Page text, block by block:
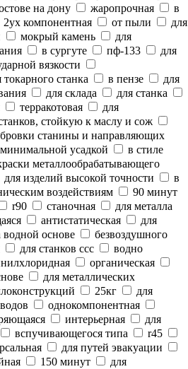
на дону жаропрочная
в
2ух компонентная от пыли
для
мокрый камень
для
в сургуте пф-133
для
вязкости
токарного станка в пензе
для
для склада
для станка
терракотовая
для
стойкую к маслу и сож
станины и направляющих
усадкой
в стиле
металлообрабатывающего
для изделий высокой точности
в
воздействиям
90 минут
r90 станочная
для металла
антистатическая
для
водной основе
безвоздушного
для станков ссс
водно
органическая
для металлических
25кг
для
однокомпонентная
интерьерная
для
вспучивающегося типа
r45
для путей эвакуации
150 минут
для